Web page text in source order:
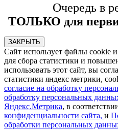
Очередь в
ТОЛЬКО для
ЗАКРЫТЬ
Сайт использует файлы cookie
для сбора статистики и
использовать этот сайт, вы
статистики яндекс метрики,
согласие на обработку
обработку персональных
Яндекс.Метрика, в
конфиденциальности сайта, и
обработки персональных